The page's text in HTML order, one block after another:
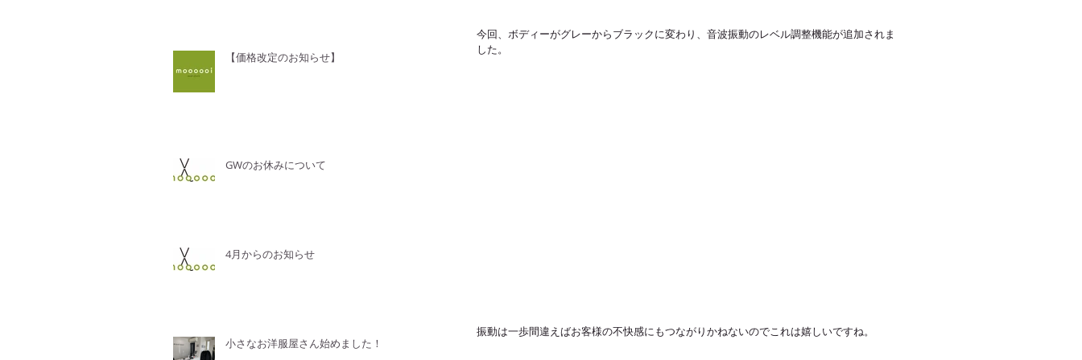
【価格改定のお知らせ】
GWのお休みについて
4月からのお知らせ
小さなお洋服屋さん始めました！！
今回、ボディーがグレーからブラックに変わり、音波振動のレベル調整機能が追加されま
した。
振動は一歩間違えばお客様の不快感にもつながりかねないのでこれは嬉しいですね。